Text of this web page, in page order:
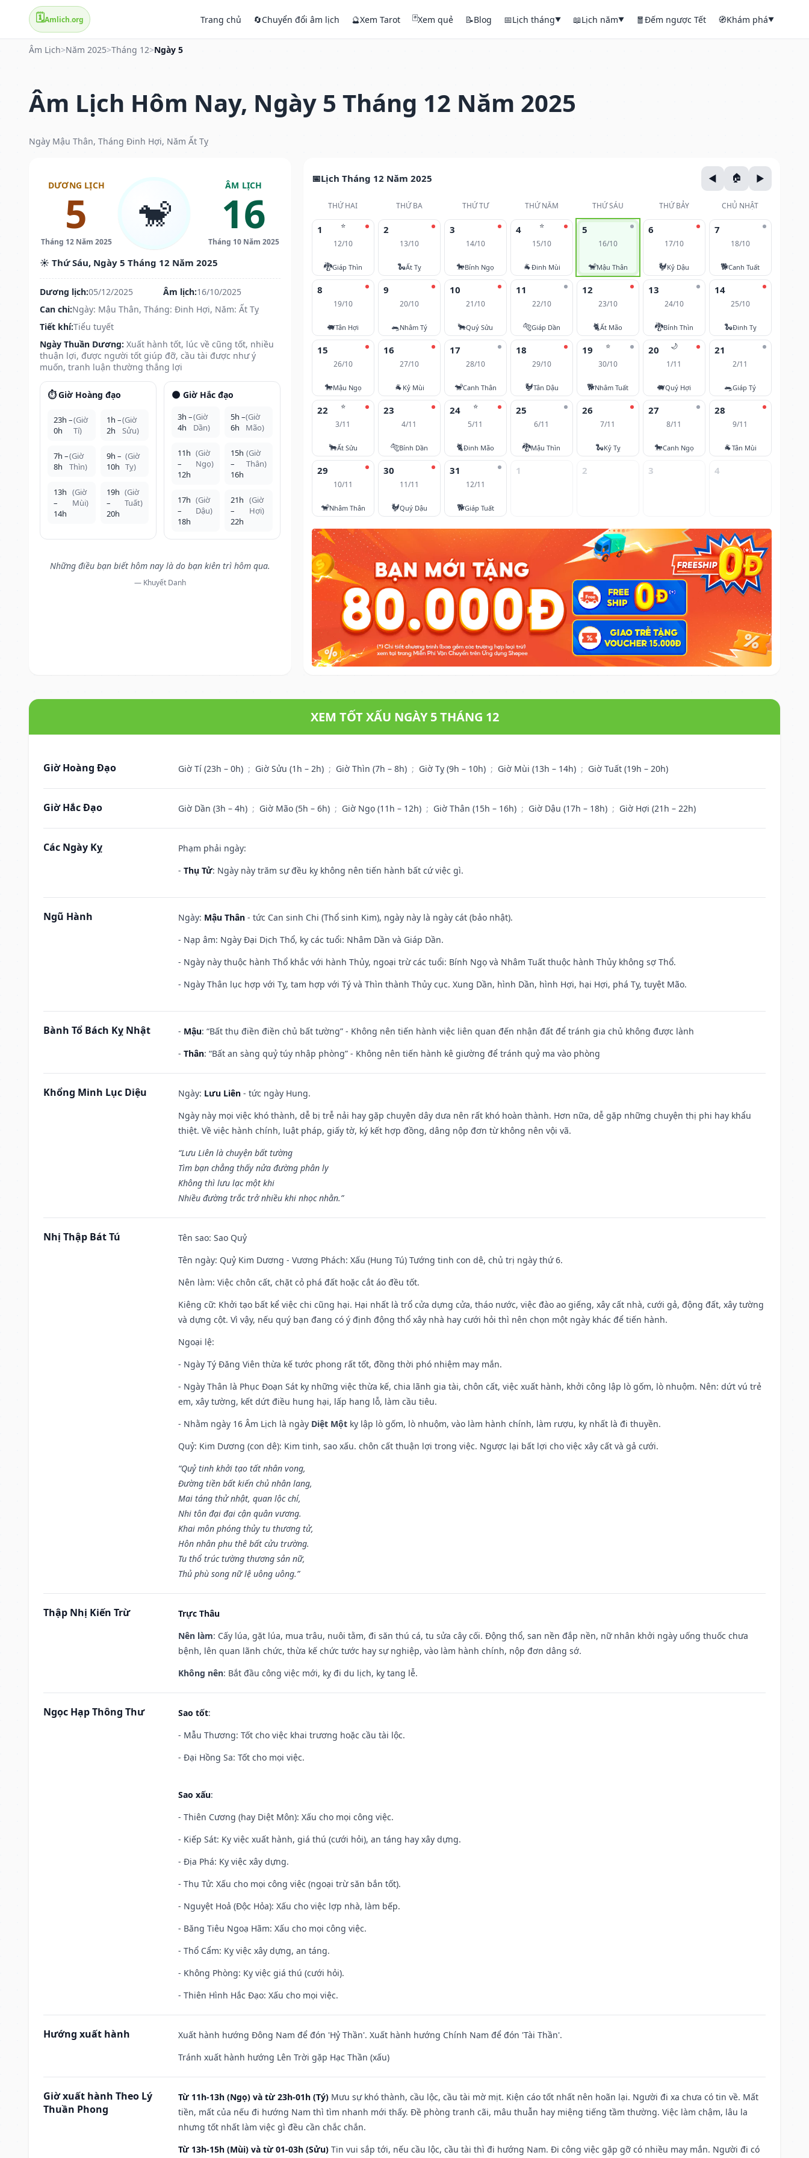
🗓️Amlich.org Trang chủ 🔄Chuyển đổi âm lịch 🔮Xem Tarot 🃏Xem quẻ 📝Blog 📅Lịch tháng▼ 📖Lịch năm▼ 🧧Đếm ngược Tết 🧭Khám phá▼
Âm Lịch>Năm 2025>Tháng 12>Ngày 5
Âm Lịch Hôm Nay, Ngày 5 Tháng 12 Năm 2025
Ngày Mậu Thân, Tháng Đinh Hợi, Năm Ất Tỵ
DƯƠNG LỊCH
5
Tháng 12 Năm 2025
🐒
ÂM LỊCH
16
Tháng 10 Năm 2025
☀️ Thứ Sáu, Ngày 5 Tháng 12 Năm 2025
Dương lịch:05/12/2025 Âm lịch:16/10/2025
Can chi:Ngày: Mậu Thân, Tháng: Đinh Hợi, Năm: Ất Tỵ
Tiết khí:Tiểu tuyết
Ngày Thuần Dương: Xuất hành tốt, lúc về cũng tốt, nhiều
thuận lợi, được người tốt giúp đỡ, cầu tài được như ý
muốn, tranh luận thường thắng lợi
⏱️ Giờ Hoàng đạo
23h –
0h
(Giờ
Tí)
1h –
2h
(Giờ
Sửu)
7h –
8h
(Giờ
Thìn)
9h –
10h
(Giờ
Tỵ)
13h
–
14h
(Giờ
Mùi)
19h
–
20h
(Giờ
Tuất)
🌑 Giờ Hắc đạo
3h –
4h
(Giờ
Dần)
5h –
6h
(Giờ
Mão)
11h
–
12h
(Giờ
Ngọ)
15h
–
16h
(Giờ
Thân)
17h
–
18h
(Giờ
Dậu)
21h
–
22h
(Giờ
Hợi)
Những điều bạn biết hôm nay là do bạn kiên trì hôm qua.
— Khuyết Danh
Lịch Tháng 12 Năm 2025
THỨ HAI THỨ BA THỨ TƯ THỨ NĂM THỨ SÁU THỨ BẢY
CHỦ NHẬT
⭐
1
12/10
🐉Giáp Thìn
2
13/10
🐍Ất Tỵ
3
14/10
🐎Bính Ngọ
⭐
4
15/10
🐐Đinh Mùi
5
16/10
🐒Mậu Thân
6
17/10
🐓Kỷ Dậu
7
18/10
🐕Canh Tuất
8
19/10
🐖Tân Hợi
9
20/10
🐀Nhâm Tý
10
21/10
🐂Quý Sửu
11
22/10
🐅Giáp Dần
12
23/10
🐈Ất Mão
13
24/10
🐉Bính Thìn
14
25/10
🐍Đinh Tỵ
15
26/10
🐎Mậu Ngọ
16
27/10
🐐 Kỷ Mùi
17
28/10
🐒Canh Thân
18
29/10
🐓Tân Dậu
⭐
19
30/10
🐕Nhâm Tuất
🌙
20
1/11
🐖Quý Hợi
21
2/11
🐀Giáp Tý
⭐
22
3/11
🐂Ất Sửu
23
4/11
🐅Bính Dần
⭐
24
5/11
🐈Đinh Mão
25
6/11
🐉Mậu Thìn
26
7/11
🐍Kỷ Tỵ
27
8/11
🐎Canh Ngọ
28
9/11
🐐Tân Mùi
29
10/11
🐒Nhâm Thân
30
11/11
🐓Quý Dậu
31
12/11
🐕Giáp Tuất
1 2 3 4
XEM TỐT XẤU NGÀY 5 THÁNG 12
Giờ Hoàng Đạo Giờ Tí (23h – 0h) ; Giờ Sửu (1h – 2h) ; Giờ Thìn (7h – 8h) ; Giờ Tỵ (9h – 10h) ; Giờ Mùi (13h – 14h) ; Giờ Tuất (19h – 20h)
Giờ Hắc Đạo Giờ Dần (3h – 4h) ; Giờ Mão (5h – 6h) ; Giờ Ngọ (11h – 12h) ; Giờ Thân (15h – 16h) ; Giờ Dậu (17h – 18h) ; Giờ Hợi (21h – 22h)
Các Ngày Kỵ
Phạm phải ngày:
- Thụ Tử: Ngày này trăm sự đều kỵ không nên tiến hành bất cứ việc gì.
Ngũ Hành Ngày: Mậu Thân - tức Can sinh Chi (Thổ sinh Kim), ngày này là ngày cát (bảo nhật).
- Nạp âm: Ngày Đại Dịch Thổ, kỵ các tuổi: Nhâm Dần và Giáp Dần.
- Ngày này thuộc hành Thổ khắc với hành Thủy, ngoại trừ các tuổi: Bính Ngọ và Nhâm Tuất thuộc hành Thủy không sợ Thổ.
- Ngày Thân lục hợp với Tỵ, tam hợp với Tý và Thìn thành Thủy cục. Xung Dần, hình Dần, hình Hợi, hại Hợi, phá Tỵ, tuyệt Mão.
Bành Tổ Bách Kỵ Nhật - Mậu: “Bất thụ điền điền chủ bất tường” - Không nên tiến hành việc liên quan đến nhận đất để tránh gia chủ không được lành
- Thân: “Bất an sàng quỷ túy nhập phòng” - Không nên tiến hành kê giường để tránh quỷ ma vào phòng
Khổng Minh Lục Diệu Ngày: Lưu Liên - tức ngày Hung.
Ngày này mọi việc khó thành, dễ bị trễ nải hay gặp chuyện dây dưa nên rất khó hoàn thành. Hơn nữa, dễ gặp những chuyện thị phi hay khẩu
thiệt. Về việc hành chính, luật pháp, giấy tờ, ký kết hợp đồng, dâng nộp đơn từ không nên vội vã.
“Lưu Liên là chuyện bất tường
Tìm bạn chẳng thấy nửa đường phân ly
Không thì lưu lạc một khi
Nhiều đường trắc trở nhiều khi nhọc nhằn.”
Nhị Thập Bát Tú Tên sao: Sao Quỷ
Tên ngày: Quỷ Kim Dương - Vương Phách: Xấu (Hung Tú) Tướng tinh con dê, chủ trị ngày thứ 6.
Nên làm: Việc chôn cất, chặt cỏ phá đất hoặc cắt áo đều tốt.
Kiêng cữ: Khởi tạo bất kể việc chi cũng hại. Hại nhất là trổ cửa dựng cửa, tháo nước, việc đào ao giếng, xây cất nhà, cưới gả, động đất, xây tường
và dựng cột. Vì vậy, nếu quý bạn đang có ý định động thổ xây nhà hay cưới hỏi thì nên chọn một ngày khác để tiến hành.
Ngoại lệ:
- Ngày Tý Đăng Viên thừa kế tước phong rất tốt, đồng thời phó nhiệm may mắn.
- Ngày Thân là Phục Đoạn Sát kỵ những việc thừa kế, chia lãnh gia tài, chôn cất, việc xuất hành, khởi công lập lò gốm, lò nhuộm. Nên: dứt vú trẻ
em, xây tường, kết dứt điều hung hại, lấp hang lỗ, làm cầu tiêu.
- Nhằm ngày 16 Âm Lịch là ngày Diệt Một kỵ lập lò gốm, lò nhuộm, vào làm hành chính, làm rượu, kỵ nhất là đi thuyền.
Quỷ: Kim Dương (con dê): Kim tinh, sao xấu. chôn cất thuận lợi trong việc. Ngược lại bất lợi cho việc xây cất và gả cưới.
“Quỷ tinh khởi tạo tất nhân vong,
Đường tiền bất kiến chủ nhân lang,
Mai táng thử nhật, quan lộc chí,
Nhi tôn đại đại cận quân vương.
Khai môn phóng thủy tu thương tử,
Hôn nhân phu thê bất cửu trường.
Tu thổ trúc tường thương sản nữ,
Thủ phù song nữ lệ uông uông.”
Thập Nhị Kiến Trừ
Trực Thâu
Nên làm: Cấy lúa, gặt lúa, mua trâu, nuôi tằm, đi săn thú cá, tu sửa cây cối. Động thổ, san nền đắp nền, nữ nhân khởi ngày uống thuốc chưa
bệnh, lên quan lãnh chức, thừa kế chức tước hay sự nghiệp, vào làm hành chính, nộp đơn dâng sớ.
Không nên: Bắt đầu công việc mới, kỵ đi du lịch, kỵ tang lễ.
Ngọc Hạp Thông Thư Sao tốt:
- Mẫu Thương: Tốt cho việc khai trương hoặc cầu tài lộc.
- Đại Hồng Sa: Tốt cho mọi việc.
Sao xấu:
- Thiên Cương (hay Diệt Môn): Xấu cho mọi công việc.
- Kiếp Sát: Kỵ việc xuất hành, giá thú (cưới hỏi), an táng hay xây dựng.
- Địa Phá: Kỵ việc xây dựng.
- Thụ Tử: Xấu cho mọi công việc (ngoại trừ săn bắn tốt).
- Nguyệt Hoả (Độc Hỏa): Xấu cho việc lợp nhà, làm bếp.
- Băng Tiêu Ngoạ Hãm: Xấu cho mọi công việc.
- Thổ Cẩm: Kỵ việc xây dựng, an táng.
- Không Phòng: Kỵ việc giá thú (cưới hỏi).
- Thiên Hình Hắc Đạo: Xấu cho mọi việc.
Hướng xuất hành
Xuất hành hướng Đông Nam để đón 'Hỷ Thần'. Xuất hành hướng Chính Nam để đón 'Tài Thần'.
Tránh xuất hành hướng Lên Trời gặp Hạc Thần (xấu)
Giờ xuất hành Theo Lý
Thuần Phong
Từ 11h-13h (Ngọ) và từ 23h-01h (Tý) Mưu sự khó thành, cầu lộc, cầu tài mờ mịt. Kiện cáo tốt nhất nên hoãn lại. Người đi xa chưa có tin về. Mất
tiền, mất của nếu đi hướng Nam thì tìm nhanh mới thấy. Đề phòng tranh cãi, mâu thuẫn hay miệng tiếng tầm thường. Việc làm chậm, lâu la
nhưng tốt nhất làm việc gì đều cần chắc chắn.
Từ 13h-15h (Mùi) và từ 01-03h (Sửu) Tin vui sắp tới, nếu cầu lộc, cầu tài thì đi hướng Nam. Đi công việc gặp gỡ có nhiều may mắn. Người đi có